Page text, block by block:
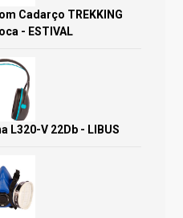
Cadarço TREKKING
- ESTIVAL
L320-V 22Db - LIBUS